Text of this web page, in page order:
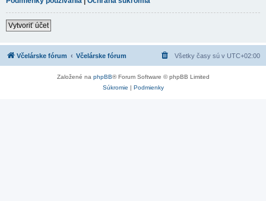
Vytvoriť účet
Včelárske fórum Včelárske fórum Všetky časy sú v UTC+02:00
Založené na phpBB® Forum Software © phpBB Limited
Súkromie | Podmienky